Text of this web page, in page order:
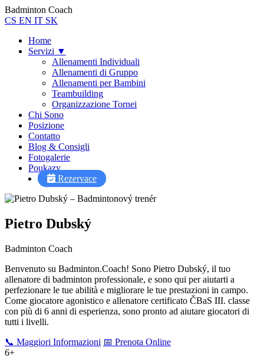
Badminton Coach
CS EN IT SK
Home
Servizi ▼
Allenamenti Individuali
Allenamenti di Gruppo
Allenamenti per Bambini
Teambuilding
Organizzazione Tornei
Chi Sono
Posizione
Contatto
Blog & Consigli
Fotogalerie
Poukazy
Rezervace
Pietro Dubský
Badminton Coach
Benvenuto su Badminton.Coach! Sono Pietro Dubský, il tuo
allenatore di badminton professionale, e sono qui per aiutarti a
perfezionare le tue abilità e migliorare le tue prestazioni in campo.
Come giocatore agonistico e allenatore certificato ČBaS III. classe
con più di 6 anni di esperienza, sono pronto ad aiutare giocatori di
tutti i livelli.
📞 Maggiori Informazioni 📅 Prenota Online
6+
Pietro AI Asistent
Online